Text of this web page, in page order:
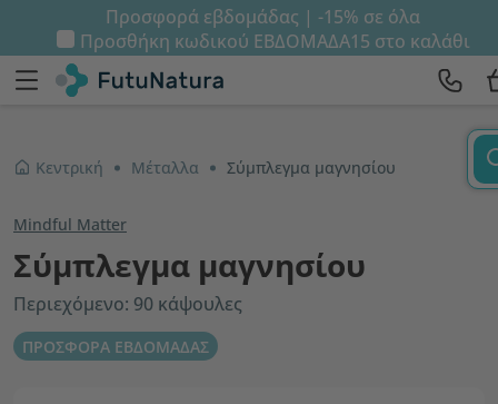
Προσφορά εβδομάδας | -15% σε όλα
Προσθήκη κωδικού ΕΒΔΟΜΑΔΑ15 στο καλάθι
Κεντρική Μέταλλα Σύμπλεγμα μαγνησίου
Mindful Matter
Σύμπλεγμα μαγνησίου
Περιεχόμενο: 90 κάψουλες
ΠΡΟΣΦΟΡΑ ΕΒΔΟΜΑΔΑΣ